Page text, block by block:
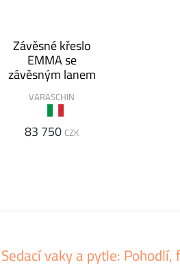
Závěsné křeslo
EMMA se
závěsným lanem
VARASCHIN
83 750 CZK
Sedací vaky a pytle: